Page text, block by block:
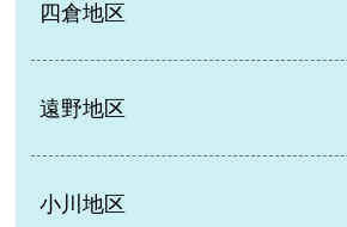
四倉地区
遠野地区
小川地区